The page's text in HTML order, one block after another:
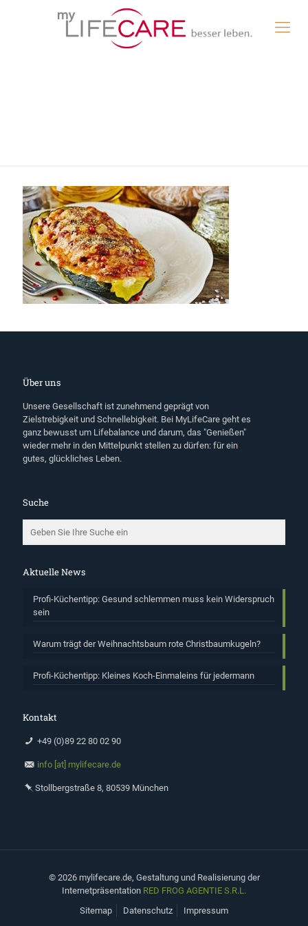
Über uns
Unsere Gesellschaft ist zunehmend geprägt von
Zielstrebigkeit und Schnellebigkeit. Bei MyLifeCare geht es
ganz bewusst um Lifebalance und darum, das "Genießen"
wieder mehr in den Mittelpunkt stellen zu dürfen: für ein
gutes, glückliches Leben.
Suche
Aktuelle News
Profi-Küchentipp: Gesund schlemmen muss kein Widerspruch
sein
Warum trägt der Weihnachtsbaum rote Christbaumkugeln?
Profi-Küchentipp: Kleines Koch-Einmaleins für jedermann
Kontakt
+49 (0)89 22 80 02 90
info [at] mylifecare.de
Stollbergstraße 8, 80539 München
© 2026 mylifecare.de, Gestaltung und Realisierung der
Internetpräsentation RED FROG AGENTIE S.R.L.
Sitemap
Datenschutz Impressum